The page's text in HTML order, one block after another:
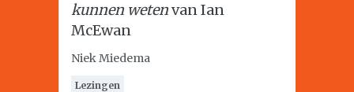
kunnen wetenvan Ian
McEwan
Niek Miedema
Lezingen